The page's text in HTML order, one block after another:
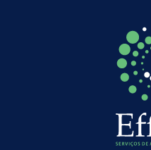
Empresa de Limpeza
Empresa de Limpeza
Empresa de Limpeza
Empresa de Limpeza
Empresa de Limpeza
Empresa de Limpeza
Empresa de Limpeza